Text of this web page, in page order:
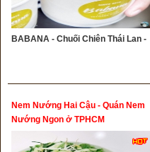
BABANA - Chuối Chiên Thái Lan -
Nem Nướng Hai Cậu - Quán Nem
Nướng Ngon ở TPHCM